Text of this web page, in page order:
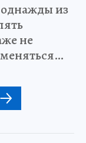
однажды из
не